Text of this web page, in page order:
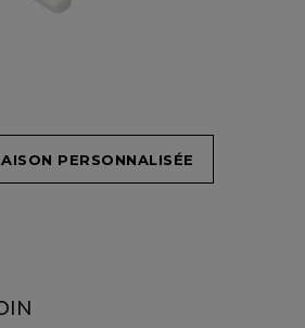
PERSONNALISÉE